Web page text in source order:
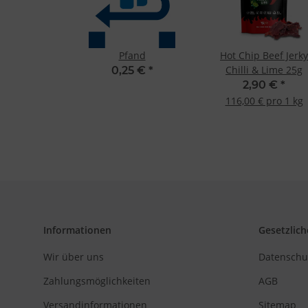
Pfand
0,25 € *
Hot Chip Beef Jerky
Chilli & Lime 25g
2,90 € *
116,00 € pro 1 kg
Informationen
Wir über uns
Zahlungsmöglichkeiten
Versandinformationen
AGB
Sitemap
Entwicklung
Verwendung
Besondere
Verwendung